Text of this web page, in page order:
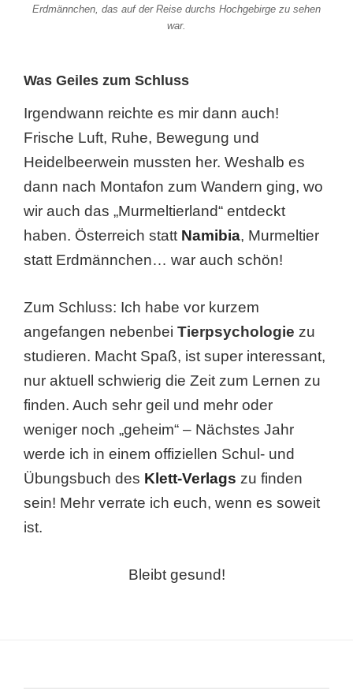
Erdmännchen, das auf der Reise durchs Hochgebirge zu sehen
war.
Was Geiles zum Schluss
Irgendwann reichte es mir dann auch!
Frische Luft, Ruhe, Bewegung und
Heidelbeerwein mussten her. Weshalb es
dann nach Montafon zum Wandern ging, wo
wir auch das „Murmeltierland“ entdeckt
haben. Österreich statt Namibia, Murmeltier
statt Erdmännchen… war auch schön!
Zum Schluss: Ich habe vor kurzem
angefangen nebenbei Tierpsychologie zu
studieren. Macht Spaß, ist super interessant,
nur aktuell schwierig die Zeit zum Lernen zu
finden. Auch sehr geil und mehr oder
weniger noch „geheim“ – Nächstes Jahr
werde ich in einem offiziellen Schul- und
Übungsbuch des Klett-Verlags zu finden
sein! Mehr verrate ich euch, wenn es soweit
ist.
Bleibt gesund!